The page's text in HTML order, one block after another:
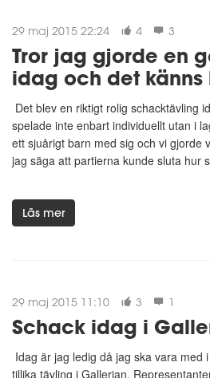
29 maj 2015 22:24 4 3
Tror jag gjorde en
idag och det känns
Det blev en riktigt rolig schacktävling
spelade inte enbart individuellt utan i
ett sjuårigt barn med sig och vi gjorde
jag säga att partierna kunde sluta hur
Läs mer
29 maj 2015 11:10 3 1
Schack idag i
Idag är jag ledig då jag ska vara med
tillika tävling i Gallerian.